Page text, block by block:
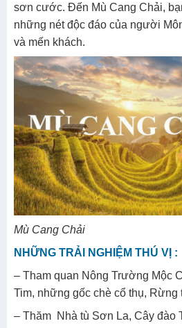
sơn cước. Đến Mù Cang Chải,
những nét độc đáo của người
và mến khách.
Mù Cang Chải
NHỮNG TRẢI NGHIỆM THÚ VỊ :
– Tham quan Nông Trường Mộc
Tim, những gốc chè cổ thụ, Rừng
– Thăm Nhà tù Sơn La, Cây đào